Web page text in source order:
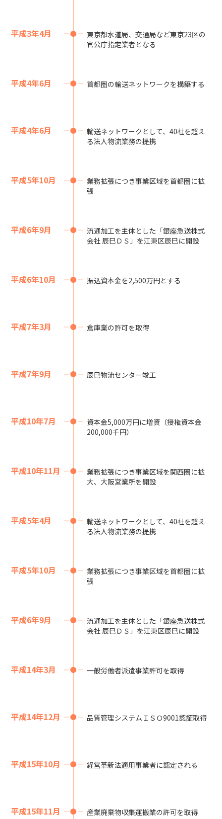
平成3年4月
東京都水道局、交通局など東京23区の
官公庁指定業者となる
平成4年6月 首都圏の輸送ネットワークを構築する
平成4年6月
輸送ネットワークとして、40社を超え
る法人物流業務の提携
平成5年10月
業務拡張につき事業区域を首都圏に拡
張
平成6年9月
流通加工を主体とした「銀座急送株式
会社 辰巳ＤＳ」を江東区辰巳に開設
平成6年10月 振込資本金を2,500万円とする
平成7年3月 倉庫業の許可を取得
平成7年9月 辰巳物流センター竣工
平成10年7月
資本金5,000万円に増資（授権資本金
200,000千円）
平成10年11月
業務拡張につき事業区域を関西圏に拡
大、大阪営業所を開設
平成5年4月
輸送ネットワークとして、40社を超え
る法人物流業務の提携
平成5年10月
業務拡張につき事業区域を首都圏に拡
張
平成6年9月
流通加工を主体とした「銀座急送株式
会社 辰巳ＤＳ」を江東区辰巳に開設
平成14年3月 一般労働者派遣事業許可を取得
平成14年12月 品質管理システムＩＳＯ9001認証取得
平成15年10月 経営革新法適用事業者に認定される
平成15年11月 産業廃棄物収集運搬業の許可を取得